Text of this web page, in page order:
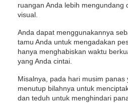
ruangan Anda lebih mengundang
visual.
Anda dapat menggunakannya
tamu Anda untuk mengadakan
hanya menghabiskan waktu
yang Anda cintai.
Misalnya, pada hari musim panas
menutup bilahnya untuk
dan teduh untuk menghindari